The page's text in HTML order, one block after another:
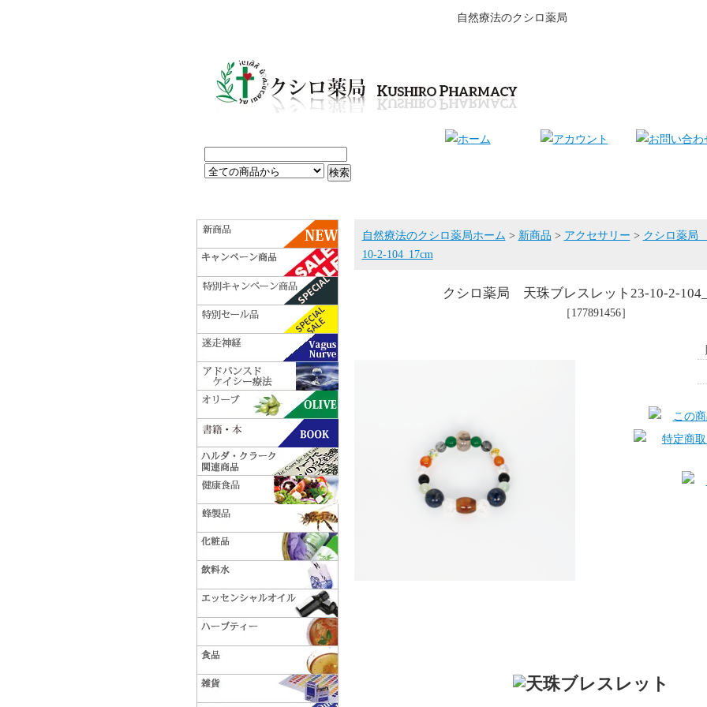
自然療法のクシロ薬局
自然療法のクシロ薬局ホーム > 新商品 > アクセサリー > クシロ薬局
10-2-104_17cm
クシロ薬局 天珠ブレスレット23-10-2-
［177891456］